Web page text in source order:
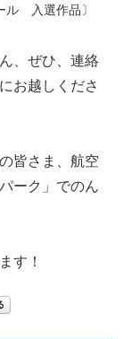
ル 入選作品〕
、ぜひ、連絡
お越しくださ
皆さま、航空
ーク」でのん
す！